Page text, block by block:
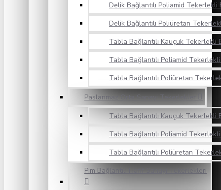
Delik Bağlantılı Poliamid Tekerlekli
Delik Bağlantılı Poliüretan
Tabla Bağlantılı Kauçuk Tekerlekli
Tabla Bağlantılı Poliamid
Tabla Bağlantılı Poliüretan
Paslanmaz Orta Sanayi Tekerlekler
Tabla Bağlantılı Kauçuk Tekerlekli
Tabla Bağlantılı Poliamid
Tabla Bağlantılı Poliüretan
Pim Bağlantılı Hafif Sanayi Tekerlekleri